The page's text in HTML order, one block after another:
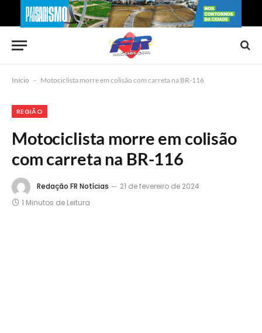
Início - Motociclista morre em colisão com carreta na BR-116
REGIÃO
Motociclista morre em colisão
com carreta na BR-116
Redação FR Notícias
21 de fevereiro de 2024
1 Minutos de Leitura